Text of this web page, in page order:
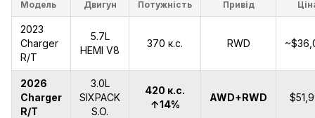
Модель Двигун Потужність Привід
2023
Charger
R/T
5.7L
HEMI V8
370 к.с. RWD
2026
Charger
R/T
3.0L
SIXPACK
S.O.
420 к.с.
↑14%
AWD+RWD